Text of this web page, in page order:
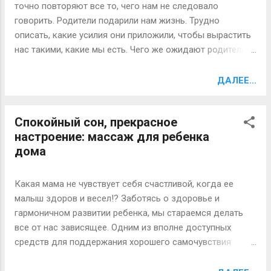
доктора Эммы Кид (Emma Kidd) из Школы
фармацевтики при Кардиффском университете (штат
Орегона, США) сделала открытия во время
благотворительной и исследовательской организации,
точно повторяют все то, чего нам не следовало
говорить. Родители подарили нам жизнь. Трудно
описать, какие усилия они приложили, чтобы вырастить
нас такими, какие мы есть. Чего же ожидают родители в
любовь, но прежде всего уважение (таким образом,
чувство почтения, отношение, основанное на признании
достоинств, высоких качеств кого-либо, чего-либо. //
Признание важности, значимости, ценности; высокая
семей, где счастливо складывались бы отношения
между взрослыми (взрослыми!) детьми и их
родителями? Почему так происходит? Когда начинается
Эпоха большой нелюбви? Чаще всего, родители любят
своих маленьких детей (особенно, если они послушны) и
большинство родителей никогда не признаются в своей
ДАЛЕЕ...
Спокойный сон, прекрасное
настроение: массаж для ребенка
дома
Какая мама не чувствует себя счастливой, когда ее
малыш здоров и весел!? Заботясь о здоровье и
гармоничном развитии ребенка, мы стараемся делать
все от нас зависящее. Одним из вполне доступных
средств для поддержания хорошего самочувствия